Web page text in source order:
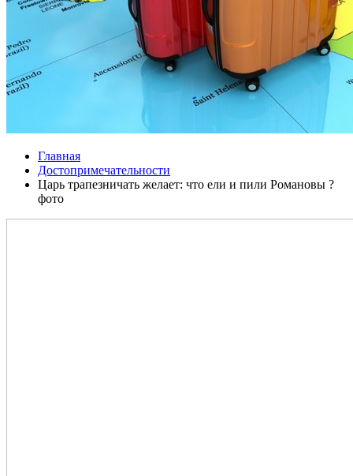
Главная
Достопримечательности
Царь трапезничать желает: что ели и пили Романовы ?
фото